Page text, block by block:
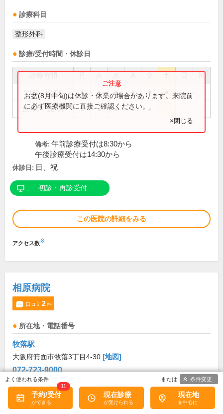
診療科目
整形外科
診療/受付時間・休診日
祝
9:00～12:00 ● ● ● ● ●
15:00～18:00 ● ● ● ●
お盆(8月中旬)は休診・休業の場合があります。来院前
に必ず医療機関に直接ご確認ください。
×閉じる
備考: 午前診療受付は8:30から
午後診療受付は14:30から
休診日: 日、祝
初診・再診受付
この医院の詳細をみる
アクセス数※
相原病院
口コミ 2件
所在地・電話番号
牧落駅
大阪府箕面市牧落3丁目4-30 [地図]
072-723-9000
診療科目
外科 消化器科 整形外科 肛門科 リハビリテーション
予約/受付
11
現在診療 現在地
条件変更